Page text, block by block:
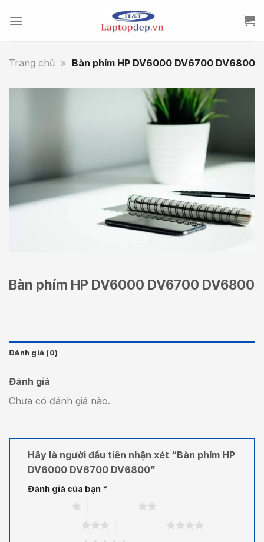
Trang chủ » Bàn phím HP DV6000 DV6700 DV6800
Bàn phím HP DV6000 DV6700 DV6800
Đánh giá (0)
Đánh giá
Chưa có đánh giá nào.
Hãy là người đầu tiên nhận xét “Bàn phím HP
DV6000 DV6700 DV6800”
Đánh giá của bạn *